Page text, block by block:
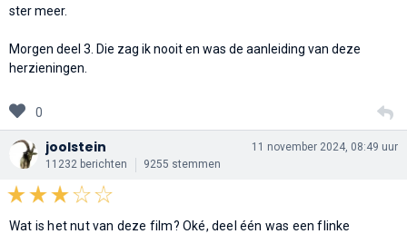
ster meer.
Morgen deel 3. Die zag ik nooit en was de aanleiding van deze
herzieningen.
0
joolstein
11232 berichten 9255 stemmen
11 november 2024, 08:49 uur
Wat is het nut van deze film? Oké, deel één was een flinke